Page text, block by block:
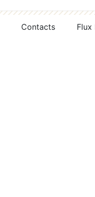
Contacts Flux